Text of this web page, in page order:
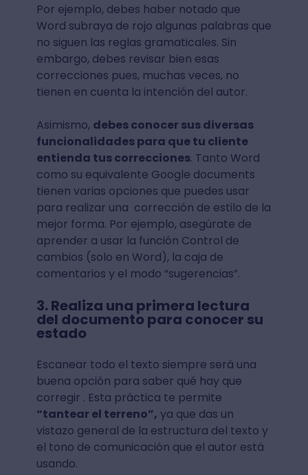
Por ejemplo, debes haber notado que
Word subraya de rojo algunas palabras que
no siguen las reglas gramaticales. Sin
embargo, debes revisar bien esas
correcciones pues, muchas veces, no
tienen en cuenta la intención del autor.
Asimismo, debes conocer sus diversas
funcionalidades para que tu cliente
entienda tus correcciones. Tanto Word
como su equivalente Google documents
tienen varias opciones que puedes usar
para realizar una corrección de estilo de la
mejor forma. Por ejemplo, asegúrate de
aprender a usar la función Control de
cambios (solo en Word), la caja de
comentarios y el modo “sugerencias”.
3. Realiza una primera lectura
del documento para conocer su
estado
Escanear todo el texto siempre será una
buena opción para saber qué hay que
corregir . Esta práctica te permite
“tantear el terreno”, ya que das un
vistazo general de la estructura del texto y
el tono de comunicación que el autor está
usando.